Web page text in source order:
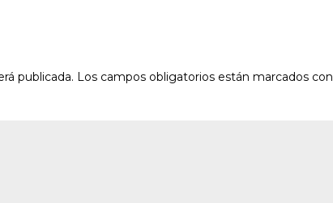
publicada. Los campos obligatorios están marcados con